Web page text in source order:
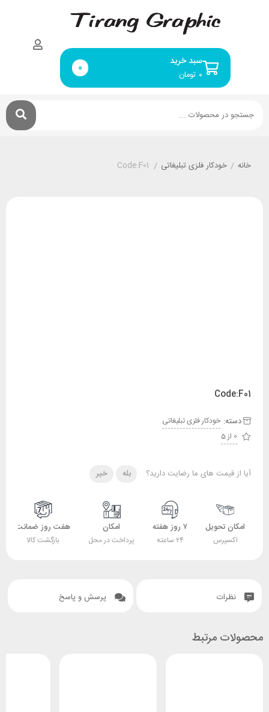
سبد خرید
تومان ۰ 0
خانه / خودکار فلزی تبلیغاتی /
Code:F01
Code:F01
دسته: خودکار فلزی تبلیغاتی
0 از 5
آیا از قیمت های ما رضایت دارید؟ بله خیر
امکان تحویل
اکسپرس
۷ روز هفته
۲۴ ساعته
امکان
پرداخت در محل
هفت روز ضمانت
بازگشت کالا
نظرات پرسش و پاسخ
محصولات مرتبط